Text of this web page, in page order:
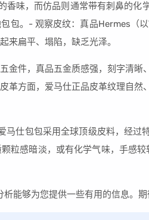
味，而仿品则通常带有刺鼻的化
包。- 观察皮纹：真品Hermes（以
来扁平、塌陷，缺乏光泽。
金件，真品五金质感强，刻字清晰
革方面，爱马仕正品皮革纹理自然
仕包包采用全球顶级皮料，经过
粒感暗淡，或有化学气味，手感
能够为您提供一些有用的信息。期